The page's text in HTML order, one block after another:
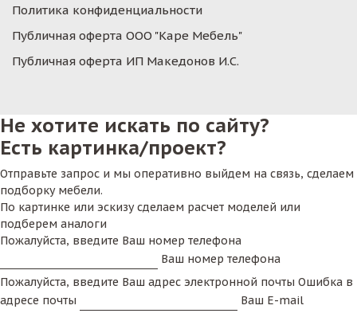
Политика конфиденциальности
Публичная оферта ООО "Каре Мебель"
Публичная оферта ИП Македонов И.С.
Не хотите искать по сайту?
Есть картинка/проект?
Отправьте запрос и мы оперативно выйдем на связь, сделаем
подборку мебели.
По картинке или эскизу сделаем расчет моделей или
подберем аналоги
Пожалуйста, введите Ваш номер телефона
Ваш номер телефона
Пожалуйста, введите Ваш адрес электронной почты Ошибка в
адресе почты
Ваш E-mail